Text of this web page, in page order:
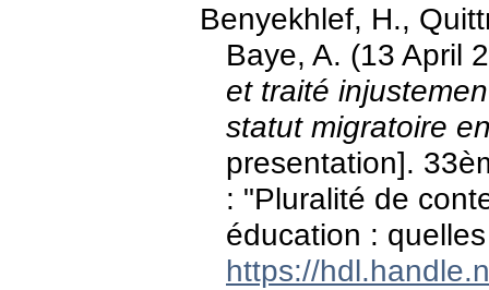
Benyekhlef, H.,
Baye, A. (13 April
et traité
statut migratoire
presentation].
: "Pluralité de
éducation :
https://